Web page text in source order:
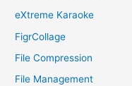
eXtreme Karaoke
FigrCollage
File Compression
File Management